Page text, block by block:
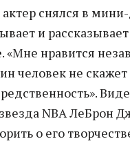
актер снялся в
и
«Мне нравится
человек не
NBA ЛеБрон
о его